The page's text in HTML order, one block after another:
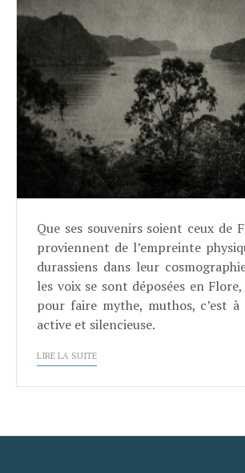
Que ses souvenirs soient ceux de
proviennent de l’empreinte
durassiens dans leur
les voix se sont déposées en
pour faire mythe, muthos, c’est à
active et silencieuse.
LIRE LA SUITE